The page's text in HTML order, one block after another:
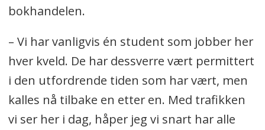
bokhandelen.
– Vi har vanligvis én student som jobber her
hver kveld. De har dessverre vært permittert
i den utfordrende tiden som har vært, men
kalles nå tilbake en etter en. Med trafikken
vi ser her i dag, håper jeg vi snart har alle